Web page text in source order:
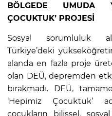
BÖLGEDE UMUDA
ÇOCUKTUK’ PROJESİ
Sosyal sorumluluk
Türkiye’deki
alanda en fazla proje
olan DEÜ, depremden
bırakmadı. DEÜ,
‘Hepimiz Çocuktuk’
çocukların bilişsel,